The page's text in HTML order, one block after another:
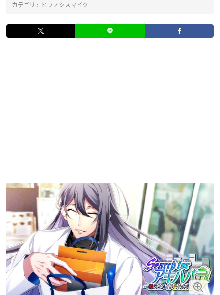
カテゴリ : ヒプノシスマイク